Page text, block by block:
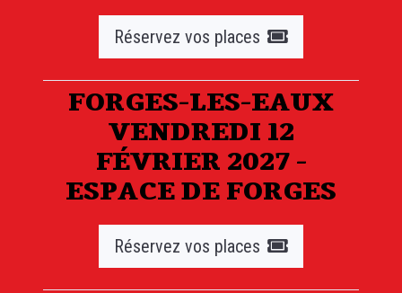
Réservez vos places
FORGES-LES-EAUX
VENDREDI 12
FÉVRIER 2027 -
ESPACE DE FORGES
Réservez vos places